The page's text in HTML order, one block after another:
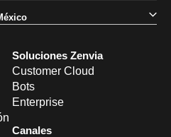
Soluciones Zenvia
Customer Cloud
Bots
Enterprise
Canales